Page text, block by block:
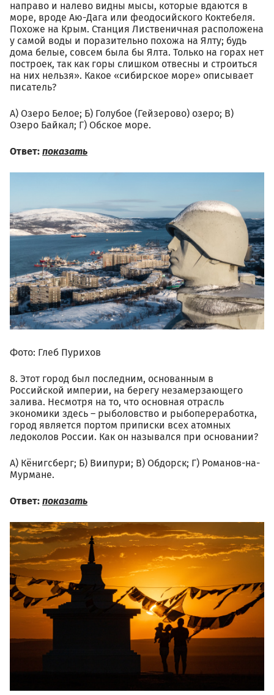
направо и налево видны мысы, которые вдаются в
море, вроде Аю-Дага или феодосийского Коктебеля.
Похоже на Крым. Станция Лиственичная расположена
у самой воды и поразительно похожа на Ялту; будь
дома белые, совсем была бы Ялта. Только на горах нет
построек, так как горы слишком отвесны и строиться
на них нельзя». Какое «сибирское море» описывает
писатель?
А) Озеро Белое; Б) Голубое (Гейзерово) озеро; В)
Озеро Байкал; Г) Обское море.
Ответ: показать
Фото: Глеб Пурихов
8. Этот город был последним, основанным в
Российской империи, на берегу незамерзающего
залива. Несмотря на то, что основная отрасль
экономики здесь – рыболовство и рыбопереработка,
город является портом приписки всех атомных
ледоколов России. Как он назывался при основании?
А) Кёнигсберг; Б) Виипури; В) Обдорск; Г) Романов-на-
Мурмане.
Ответ: показать